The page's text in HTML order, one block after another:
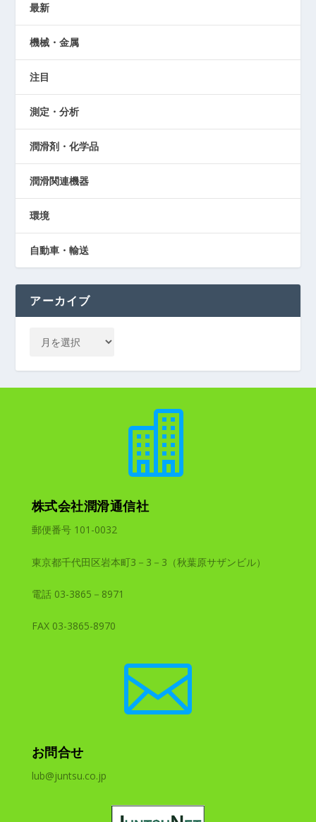
最新
機械・金属
注目
測定・分析
潤滑剤・化学品
潤滑関連機器
環境
自動車・輸送
アーカイブ

株式会社潤滑通信社
郵便番号 101-0032
東京都千代田区岩本町3－3－3（秋葉原サザンビル）
電話 03-3865－8971
FAX 03-3865-8970

お問合せ
lub@juntsu.co.jp